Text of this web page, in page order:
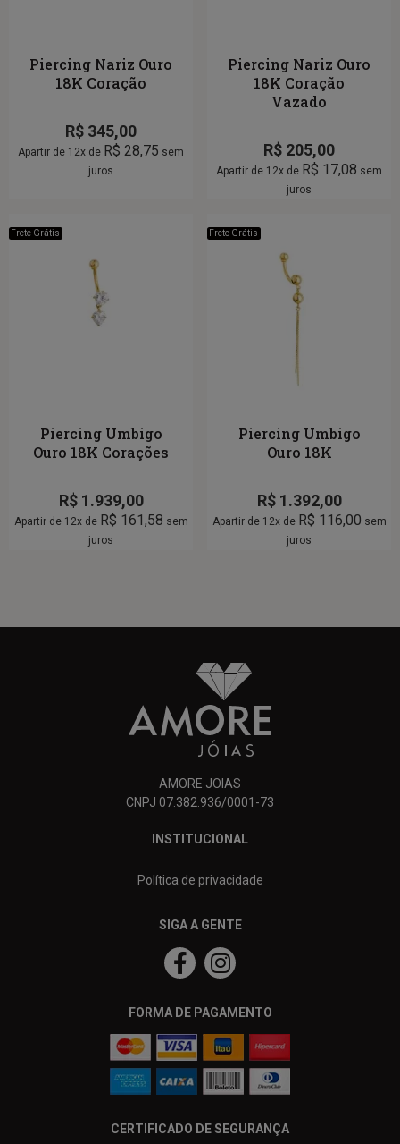
Piercing Nariz Ouro
18K Coração
R$ 345,00
Apartir de 12x de R$ 28,75 sem
juros
Piercing Nariz Ouro
18K Coração
Vazado
R$ 205,00
Apartir de 12x de R$ 17,08 sem
juros
Frete Grátis
Piercing Umbigo
Ouro 18K Corações
R$1.939,00
Apartir de 12x de R$ 161,58 sem
juros
Frete Grátis
Piercing Umbigo
Ouro 18K
R$1.392,00
Apartir de 12x de R$ 116,00 sem
juros
AMORE JOIAS
CNPJ 07.382.936/0001-73
INSTITUCIONAL
Política de privacidade
SIGA A GENTE
FORMA DE PAGAMENTO
CERTIFICADO DE SEGURANÇA